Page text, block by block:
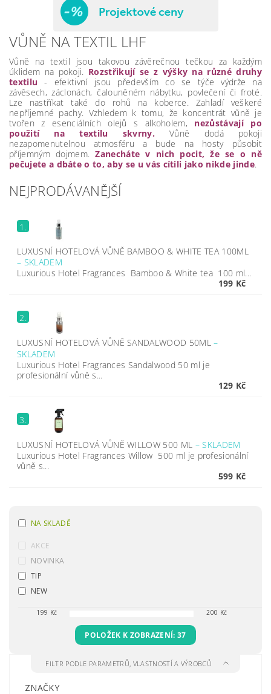
VŮNĚ NA TEXTIL LHF
Vůně na textil jsou takovou závěrečnou tečkou za každým
úklidem na pokoji. Rozstřikují se z výšky na různé druhy
textilu - efektivní jsou především co se týče výdrže na
závěsech, záclonách, čalouněném nábytku, povlečení či froté.
Lze nastříkat také do rohů na koberce. Zahladí veškeré
nepříjemné pachy. Vzhledem k tomu, že koncentrát vůně je
tvořen z esenciálních olejů s alkoholem, nezůstávají po
použití na textilu skvrny.
Vůně dodá pokoji
nezapomenutelnou atmosféru a bude na hosty působit
příjemným dojmem.Zanecháte v nich pocit, že se o ně
pečujete a dbáte o to, aby se u vás cítili jako nikde jinde.
NEJPRODÁVANĚJŠÍ
1.
LUXUSNÍ HOTELOVÁ VŮNĚ BAMBOO & WHITE TEA 100ML
– SKLADEM
Luxurious Hotel Fragrances Bamboo & White tea 100 ml...
199 Kč
2.
LUXUSNÍ HOTELOVÁ VŮNĚ SANDALWOOD 50ML–
SKLADEM
Luxurious Hotel Fragrances Sandalwood 50 ml je
profesionální vůně s...
129 Kč
3.
LUXUSNÍ HOTELOVÁ VŮNĚ WILLOW 500 ML –SKLADEM
Luxurious Hotel Fragrances Willow 500 ml je profesionální
vůně s...
599 Kč
NA SKLADĚ
AKCE
NOVINKA
TIP
NEW
199 Kč 200 Kč
POLOŽEK K ZOBRAZENÍ:37
FILTR PODLE PARAMETRŮ, VLASTNOSTÍ A VÝROBCŮ
ZNAČKY